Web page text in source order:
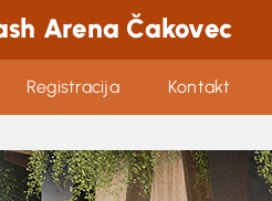
Arena Čakovec
Registracija Kontakt